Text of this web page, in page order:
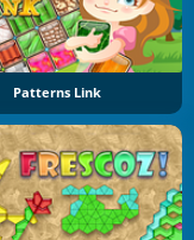
Patterns Link